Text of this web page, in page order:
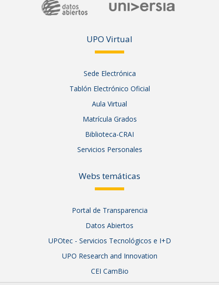
UPO Virtual
Sede Electrónica
Tablón Electrónico Oficial
Aula Virtual
Matrícula Grados
Biblioteca-CRAI
Servicios Personales
Webs temáticas
Portal de Transparencia
Datos Abiertos
UPOtec - Servicios Tecnológicos e I+D
UPO Research and Innovation
CEI CamBio